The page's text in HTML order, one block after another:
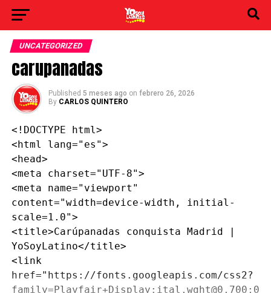
UNCATEGORIZED
carupanadas
Published 5 meses ago on febrero 26, 2026
By CARLOS QUINTERO
<!DOCTYPE html>
<html lang="es">
<head>
<meta charset="UTF-8">
<meta name="viewport"
content="width=device-width, initial-
scale=1.0">
<title>Carúpanadas conquista Madrid |
YoSoyLatino</title>
<link
href="https://fonts.googleapis.com/css2?
family=Playfair+Display:ital,wght@0,700;0